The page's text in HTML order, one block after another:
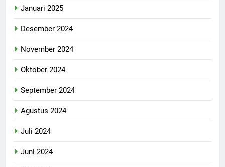
Januari 2025
Desember 2024
November 2024
Oktober 2024
September 2024
Agustus 2024
Juli 2024
Juni 2024